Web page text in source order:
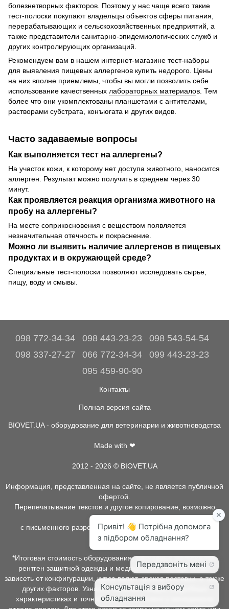
болезнетворных факторов. Поэтому у нас чаще всего такие
тест-полоски покупают владельцы объектов сферы питания,
перерабатывающих и сельскохозяйственных предприятий, а
также представители санитарно-эпидемиологических служб и
других контролирующих организаций.
Рекомендуем вам в нашем интернет-магазине тест-наборы
для выявления пищевых аллергенов купить недорого. Цены
на них вполне приемлемы, чтобы вы могли позволить себе
использование качественных лабораторных материалов. Тем
более что они укомплектованы планшетами с антителами,
растворами субстрата, конъюгата и других видов.
Часто задаваемые вопросы
Как выполняется тест на аллергены?
На участок кожи, к которому нет доступа животного, наносится
аллерген. Результат можно получить в среднем через 30
минут.
Как проявляется реакция организма животного на
пробу на аллергены?
На месте соприкосновения с веществом появляется
незначительная отечность и покраснение.
Можно ли выявить наличие аллергенов в пищевых
продуктах и в окружающей среде?
Специальные тест-полоски позволяют исследовать сырье,
пищу, воду и смывы.
098 772-34-34 098 443-23-23
098 543-54-54
098 337-27-27
066 772-34-34
099 443-23-23
095 459-90-90
Контакты
Полная версия сайта
BIOVET.UA - оборудование для ветеринарии и животноводства
Made with ❤
2012 - 2026 © BIOVET.UA
Информация, представленная на сайте, не является публичной
офертой.
Перепечатывание текстов и другое копирование, возможно
только
с письменного разрешения администрации BIOVET.UA.
*Итоговая стоимость оборудования, расходных материалов,
рентген защитной одежды и медицинской одежды может
зависеть от конфигурации, курса валют, сроков поставки, а также
других факторов. Узнать о наличии товара, подробных
характеристиках и точной стоимости можно у менеджеров